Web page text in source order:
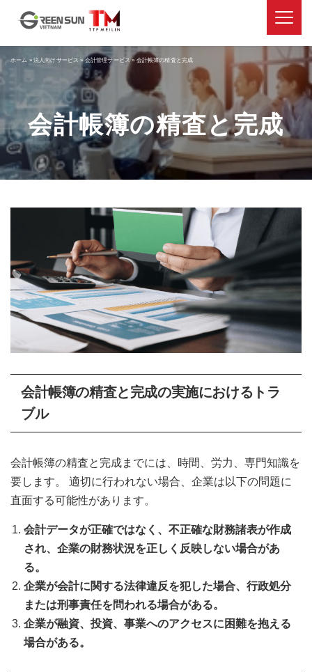
会計帳簿の精査と完成
ホーム » 法人向けサービス » 会計管理サービス » 会計帳簿の精査と完成
会計帳簿の精査と完成の実施におけるトラ
ブル
会計帳簿の精査と完成までには、時間、労力、専門知識を
要します。 適切に行われない場合、企業は以下の問題に
直面する可能性があります。
会計データが正確ではなく、不正確な財務諸表が作成
され、企業の財務状況を正しく反映しない場合があ
る。
企業が会計に関する法律違反を犯した場合、行政処分
または刑事責任を問われる場合がある。
企業が融資、投資、事業へのアクセスに困難を抱える
場合がある。